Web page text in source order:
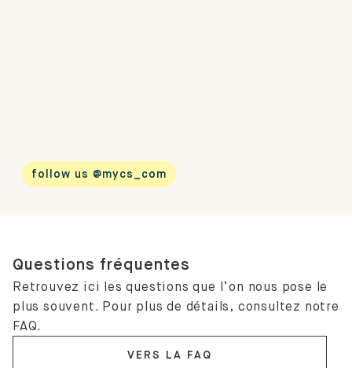
follow us @mycs_com
Questions fréquentes
Retrouvez ici les questions que l’on nous pose le
plus souvent. Pour plus de détails, consultez notre
FAQ.
VERS LA FAQ